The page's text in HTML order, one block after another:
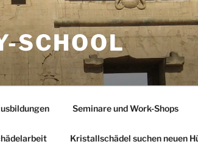
SCHOOL
Seminare und Work-Shops
Kristallschädel suchen neuen